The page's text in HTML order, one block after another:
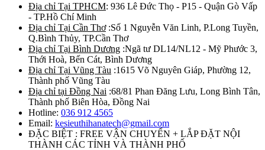
Địa chỉ Tại TPHCM: 936 Lê Đức Thọ - P15 - Quận Gò Vấp
- TP.Hồ Chí Minh
Địa chỉ Tại Cần Thơ:Số 1 Nguyễn Văn Linh, P.Long Tuyền,
Q.Bình Thủy, TP.Cần Thơ
Địa chỉ Tại Bình Dương :Ngã tư DL14/NL12 - Mỹ Phước 3,
Thới Hoà, Bến Cát, Bình Dương
Địa chỉ Tại Vũng Tàu :1615 Võ Nguyên Giáp, Phường 12,
Thành phố Vũng Tàu
Địa chỉ tại Đồng Nai :68/81 Phan Đăng Lưu, Long Bình Tân,
Thành phố Biên Hòa, Đồng Nai
Hotline: 036 912 4565
Email: kesieuthihanatech@gmail.com
ĐẶC BIỆT : FREE VẬN CHUYỂN + LẮP ĐẶT NỘI
THÀNH CÁC TỈNH VÀ THÀNH PHỐ